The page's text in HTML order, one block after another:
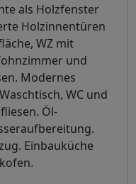
als Holzfenster
Holzinnentüren
WZ mit
und
Modernes
WC und
Öl-
Einbauküche